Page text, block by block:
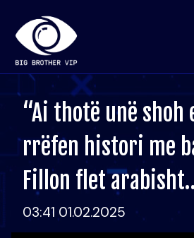
“Ai thotë unë shoh
rrëfen histori me
Fillon flet
03:41 01.02.2025